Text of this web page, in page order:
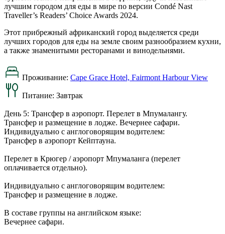
лучшим городом для еды в мире по версии Condé Nast
Traveller’s Readers’ Choice Awards 2024.
Этот прибрежный африканский город выделяется среди
лучших городов для еды на земле своим разнообразием кухни,
а также знаменитыми ресторанами и винодельнями.
Проживание: Cape Grace Hotel, Fairmont Harbour View
Питание: Завтрак
День 5: Трансфер в аэропорт. Перелет в Мпумалангу.
Трансфер и размещение в лодже. Вечернее сафари.
Индивидуально с англоговорящим водителем:
Трансфер в аэропорт Кейптауна.
Перелет в Крюгер / аэропорт Мпумаланга (перелет
оплачивается отдельно).
Индивидуально с англоговорящим водителем:
Трансфер и размещение в лодже.
В составе группы на английском языке:
Вечернее сафари.